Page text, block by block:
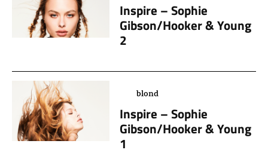
Inspire – Sophie
Gibson/Hooker & Young
2
blond
Inspire – Sophie
Gibson/Hooker & Young
1